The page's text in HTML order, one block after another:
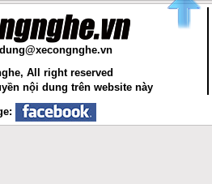
All right reserved
nội dung trên website này